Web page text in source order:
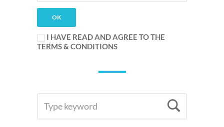
I HAVE READ AND AGREE TO THE
TERMS & CONDITIONS
FOR: